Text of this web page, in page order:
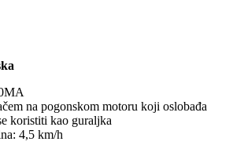
na pogonskom motoru koji oslobađa
koristiti kao guraljka
4,5 km/h